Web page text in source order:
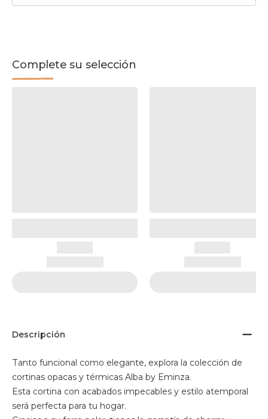
Complete su selección
Descripción
Tanto funcional como elegante, explora la colección de
cortinas opacas y térmicas Alba by Eminza.
Esta cortina con acabados impecables y estilo atemporal
será perfecta para tu hogar.